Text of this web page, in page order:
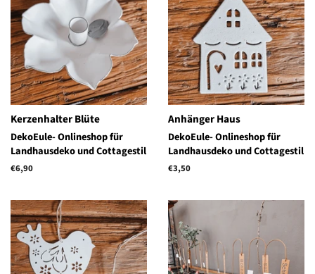
Kerzenhalter Blüte
DekoEule- Onlineshop für
Landhausdeko und Cottagestil
Normaler
€6,90
Anhänger Haus
DekoEule- Onlineshop für
Landhausdeko und Cottagestil
Normaler
€3,50